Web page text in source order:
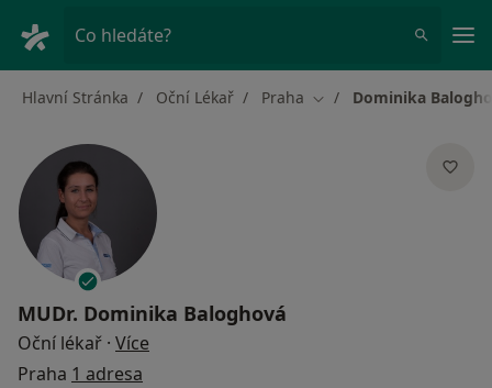
Co hledáte?
Hlavní Stránka Oční Lékař Praha Změna města
Dominika
MUDr. Dominika Baloghová
Oční lékař · Více
Praha 1 adresa